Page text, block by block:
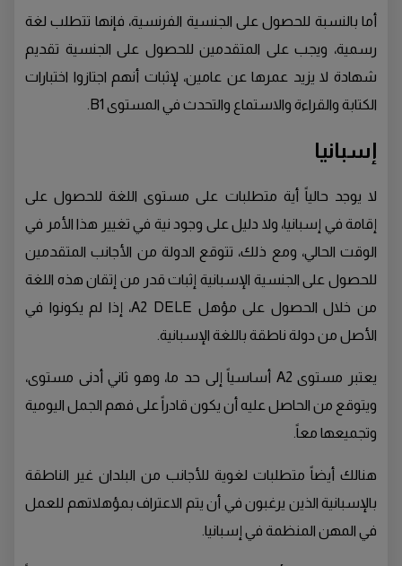
أما بالنسبة للحصول على الجنسية الفرنسية، فإنها تتطلب لغة
رسمية، ويجب على المتقدمين للحصول على الجنسية تقديم
شهادة لا يزيد عمرها عن عامين، لإثبات أنهم اجتازوا اختبارات
الكتابة والقراءة والاستماع والتحدث في المستوى B1.
إسبانيا
لا يوجد حالياً أية متطلبات على مستوى اللغة للحصول على
إقامة في إسبانيا، ولا دليل على وجود نية في تغيير هذا الأمر في
الوقت الحالي، ومع ذلك، تتوقع الدولة من الأجانب المتقدمين
للحصول على الجنسية الإسبانية إثبات قدر من إتقان هذه اللغة
من خلال الحصول على مؤهل A2 DELE، إذا لم يكونوا في
الأصل من دولة ناطقة باللغة الإسبانية.
يعتبر مستوى A2 أساسياً إلى حد ما، وهو ثاني أدنى مستوى،
ويتوقع من الحاصل عليه أن يكون قادراً على فهم الجمل اليومية
وتجميعها معاً.
هنالك أيضاً متطلبات لغوية للأجانب من البلدان غير الناطقة
بالإسبانية الذين يرغبون في أن يتم الاعتراف بمؤهلاتهم للعمل
في المهن المنظمة في إسبانيا.